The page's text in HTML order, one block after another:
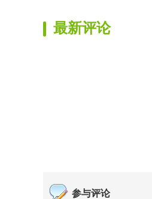
最新评论
参与评论